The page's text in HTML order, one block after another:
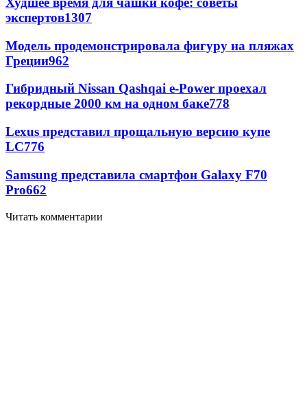
экспертов1307
Модель продемонстрировала фигуру на пляжах
Греции962
Гибридный Nissan Qashqai e-Power проехал
рекордные 2000 км на одном баке778
Lexus представил прощальную версию купе
LC776
Samsung представила смартфон Galaxy F70
Pro662
Читать комментарии